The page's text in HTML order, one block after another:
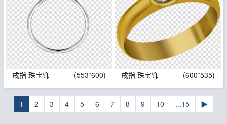
戒指 珠宝饰 (553*600) 戒指 珠宝饰 (600*535)
1 2 3 4 5 6 7 8 9 10 ...15 ▶